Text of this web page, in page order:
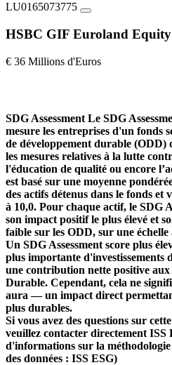
LU0165073775
HSBC GIF Euroland Equity
€ 36 Millions d'Euros
SDG Assessment Le SDG
mesure les entreprises d'un fonds
de développement durable (ODD)
les mesures relatives à la lutte
l'éducation de qualité ou encore
est basé sur une moyenne
des actifs détenus dans le fonds et
à 10,0. Pour chaque actif, le SDG
son impact positif le plus élevé et
faible sur les ODD, sur une échelle
Un SDG Assessment score plus
plus importante d'investissements
une contribution nette positive
Durable. Cependant, cela ne
aura — un impact direct
plus durables.
Si vous avez des questions sur
veuillez contacter directement ISS
d'informations sur la méthodologie
des données : ISS ESG)